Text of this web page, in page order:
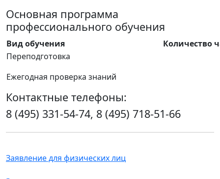
Основная программа
профессионального обучения
Вид обучения
Количество
Переподготовка
Ежегодная проверка знаний
Контактные телефоны:
8 (495) 331-54-74, 8 (495) 718-51-66
Заявление для физических лиц